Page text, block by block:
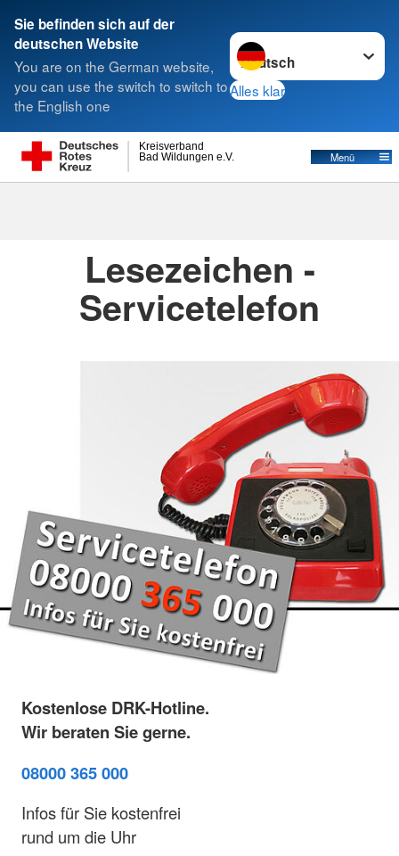
Sie befinden sich auf der
deutschen Website
You are on the German website,
you can use the switch to switch to
the English one
Sprache wechseln zu
Alles klar
Bad Wildungen e.V.
Kreisverband
Menü
Suche
Kreisverbände
Lesezeichen -
Servicetelefon
Kostenlose DRK-Hotline.
Wir beraten Sie gerne.
08000 365 000
Infos für Sie kostenfrei
rund um die Uhr